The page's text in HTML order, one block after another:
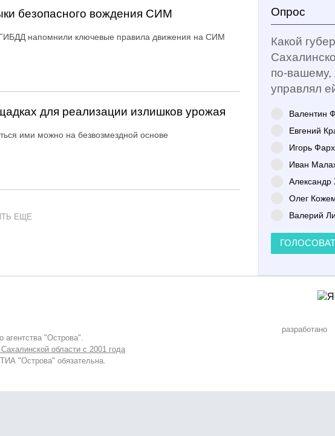
безопасного вождения СИМ
напомнили ключевые правила движения на СИМ
для реализации излишков урожая
ими можно на безвозмездной основе
ЕЩЕ
Опрос
Какой
по-вашему,
управлял
Валентин
Евгений
Игорь
Иван
Олег
Валерий
агентства "Острова".
области с 2001 года
"Острова" обязательна.
разработано